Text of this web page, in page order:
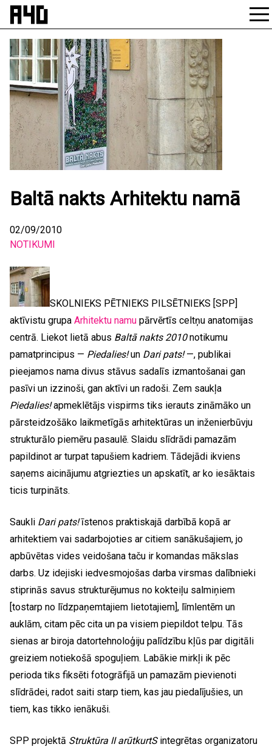
Skip
Baltā nakts Arhitektu namā
02/09/2010
NOTIKUMI
SKOLNIEKS PĒTNIEKS PILSĒTNIEKS [SPP]
aktīvistu grupa Arhitektu namu pārvērtīs celtņu anatomijas
centrā. Liekot lietā abus Baltā nakts 2010notikumu
pamatprincipus — Piedalies!un Dari pats!—, publikai
pieejamos nama divus stāvus sadalīs izmantošanai gan
pasīvi un izzinoši, gan aktīvi un radoši. Zem saukļa
Piedalies!apmeklētājs vispirms tiks ierauts zināmāko un
pārsteidzošāko laikmetīgās arhitektūras un inženierbūvju
strukturālo piemēru pasaulē. Slaidu slīdrādi pamazām
papildinot ar turpat tapušiem kadriem. Tādejādi ikviens
saņems aicinājumu atgriezties un apskatīt, ar ko iesāktais
ticis turpināts.
Saukli Dari pats!īstenos praktiskajā darbībā kopā ar
arhitektiem vai sadarbojoties ar citiem sanākušajiem, jo
apbūvētas vides veidošana taču ir komandas mākslas
darbs. Uz idejiski iedvesmojošas darba virsmas dalībnieki
stiprinās savus strukturējumus no kokteiļu salmiņiem
[tostarp no līdzpaņemtajiem lietotajiem], līmlentēm un
auklām, citam pēc cita un pa visiem piepildot telpu. Tās
sienas ar biroja datortehnoloģiju palīdzību kļūs par digitāli
greiziem notiekošā spoguļiem. Labākie mirkļi ik pēc
perioda tiks fiksēti fotogrāfijā un pamazām pievienoti
slīdrādei, radot saiti starp tiem, kas jau piedalījušies, un
tiem, kas tikko ienākuši.
SPP projektā Struktūra II arūtkurtSintegrētas organizatoru